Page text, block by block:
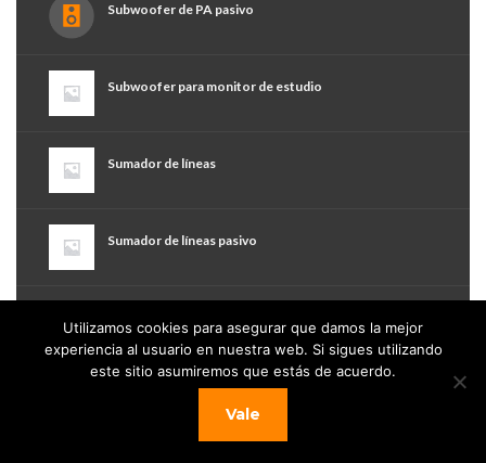
Subwoofer de PA pasivo
Subwoofer para monitor de estudio
Sumador de líneas
Sumador de líneas pasivo
Utilizamos cookies para asegurar que damos la mejor
experiencia al usuario en nuestra web. Si sigues utilizando
este sitio asumiremos que estás de acuerdo.
Vale